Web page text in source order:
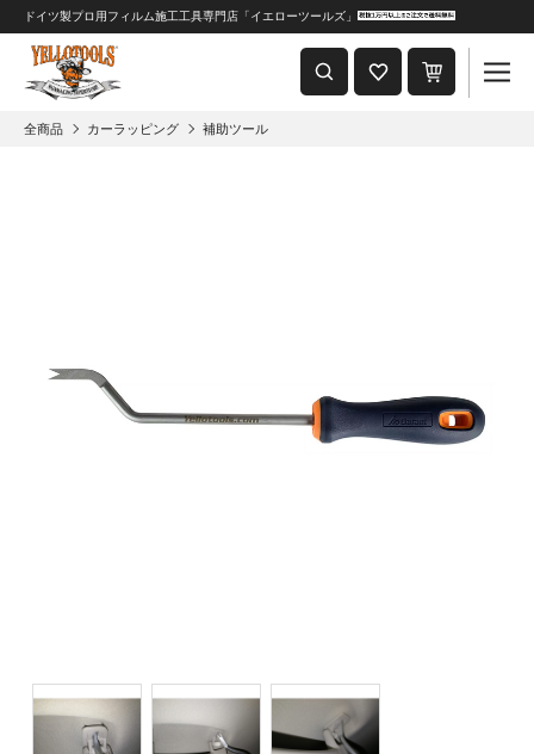
重要なおしらせ
2024年8月1日 価格改定につきまして
ドイツ製プロ用フィルム施工工具専門店「イエローツールズ」
全商品 カーラッピング 補助ツール